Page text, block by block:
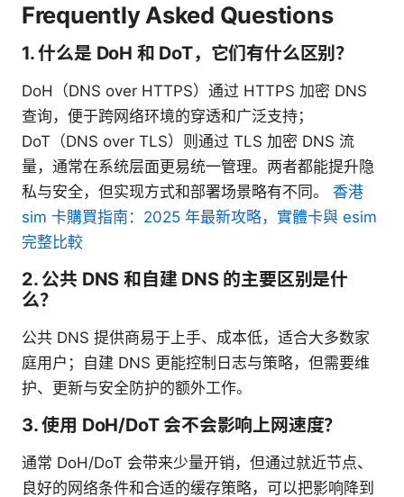
Frequently Asked Questions
1. 什么是 DoH 和 DoT，它们有什么区别？
DoH（DNS over HTTPS）通过 HTTPS 加密 DNS
查询，便于跨网络环境的穿透和广泛支持；
DoT（DNS over TLS）则通过 TLS 加密 DNS 流
量，通常在系统层面更易统一管理。两者都能提升隐
私与安全，但实现方式和部署场景略有不同。 香港
sim 卡購買指南：2025 年最新攻略，實體卡與 esim
完整比較
2. 公共 DNS 和自建 DNS 的主要区别是什
么？
公共 DNS 提供商易于上手、成本低，适合大多数家
庭用户；自建 DNS 更能控制日志与策略，但需要维
护、更新与安全防护的额外工作。
3. 使用 DoH/DoT 会不会影响上网速度？
通常 DoH/DoT 会带来少量开销，但通过就近节点、
良好的网络条件和合适的缓存策略，可以把影响降到